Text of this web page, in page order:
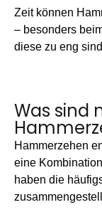
Zeit können
– besonders
diese zu eng
Was sind
Hammerzehen
eine
haben die